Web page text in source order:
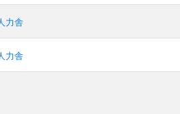
力舎
力舎